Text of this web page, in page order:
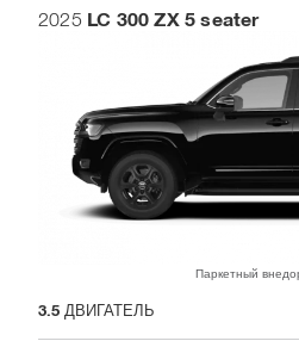
2025 LC 300 ZX 5 seater
Паркетный
3.5 ДВИГАТЕЛЬ